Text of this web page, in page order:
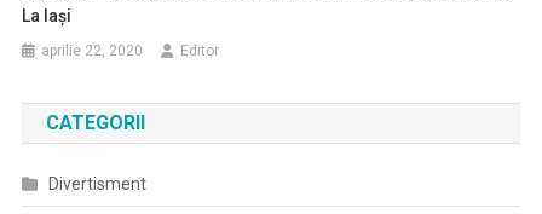
La Iași
aprilie 22, 2020 Editor
CATEGORII
Divertisment